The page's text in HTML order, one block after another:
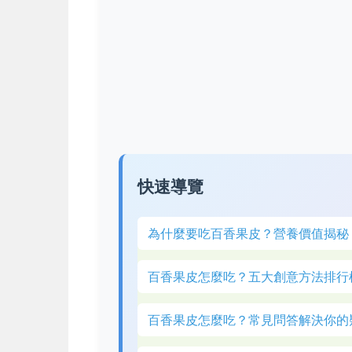
快速導覽
為什麼要吃百香果皮？營養價值揭秘
百香果皮怎麼吃？五大創意方法排行
百香果皮怎麼吃？常見問答解決你的